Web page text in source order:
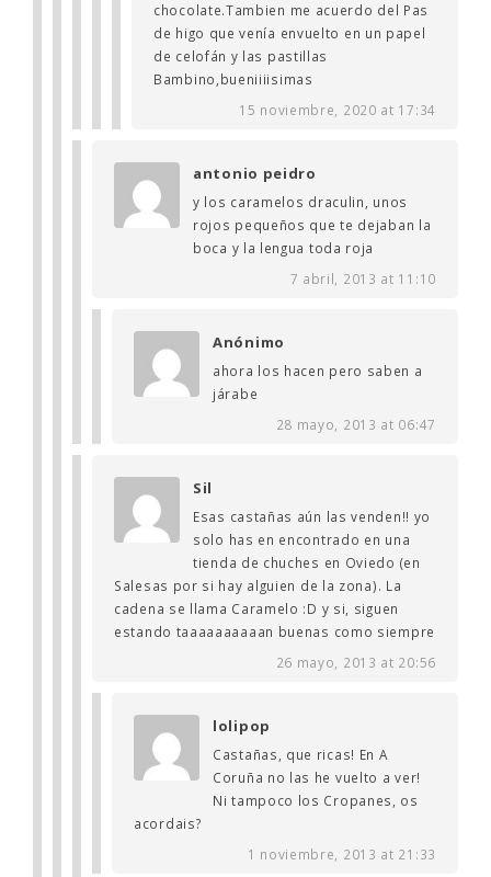
chocolate.Tambien me acuerdo del Pas
de higo que venía envuelto en un papel
de celofán y las pastillas
Bambino,bueniiiisimas
15 noviembre, 2020 at 17:34
antonio peidro
y los caramelos draculin, unos
rojos pequeños que te dejaban la
boca y la lengua toda roja
7 abril, 2013 at 11:10
Anónimo
ahora los hacen pero saben a
járabe
28 mayo, 2013 at 06:47
Sil
Esas castañas aún las venden!! yo
solo has en encontrado en una
tienda de chuches en Oviedo (en
Salesas por si hay alguien de la zona). La
cadena se llama Caramelo :D y si, siguen
estando taaaaaaaaaan buenas como siempre
26 mayo, 2013 at 20:56
lolipop
Castañas, que ricas! En A
Coruña no las he vuelto a ver!
Ni tampoco los Cropanes, os
acordais?
1 noviembre, 2013 at 21:33